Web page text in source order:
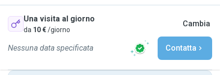
Una visita al giorno
da 10 €/giorno
Cambia
Nessuna data specificata Contatta